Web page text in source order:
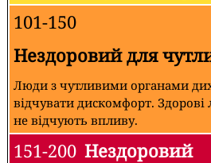
101-150
Нездоровий для
Люди з чутливими органами
відчувати дискомфорт. Здорові
не відчують впливу.
151-200 Нездоровий